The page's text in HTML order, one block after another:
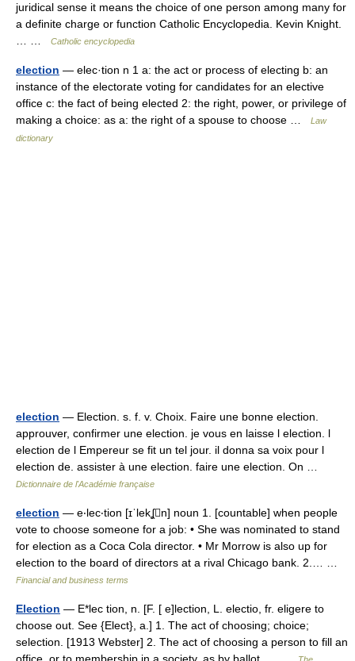
juridical sense it means the choice of one person among many for
a definite charge or function Catholic Encyclopedia. Kevin Knight.
Catholic encyclopedia
election — elec·tion n 1 a: the act or process of electing b: an
instance of the electorate voting for candidates for an elective
office c: the fact of being elected 2: the right, power, or privilege of
making a choice: as a: the right of a spouse to choose …
Law
dictionary
election — Election. s. f. v. Choix. Faire une bonne election.
approuver, confirmer une election. je vous en laisse l election. l
election de l Empereur se fit un tel jour. il donna sa voix pour l
election de. assister à une election. faire une election. On …
Dictionnaire de l'Académie française
election — e‧lec‧tion [ɪˈlekʆn] noun 1. [countable] when people
vote to choose someone for a job: • She was nominated to stand
for election as a Coca Cola director. • Mr Morrow is also up for
election to the board of directors at a rival Chicago bank. 2.… …
Financial and business terms
Election — E*lec tion, n. [F. [ e]lection, L. electio, fr. eligere to
choose out. See {Elect}, a.] 1. The act of choosing; choice;
selection. [1913 Webster] 2. The act of choosing a person to fill an